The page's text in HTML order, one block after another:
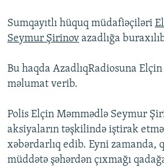
Sumqayıtlı hüquq müdafiəçiləri
Seymur Şirinov azadlığa
Bu haqda AzadlıqRadiosuna
məlumat verib.
Polis Elçin Məmmədlə Seymur
aksiyaların təşkilində iştirak
xəbərdarlıq edib. Eyni zamanda,
müddətə şəhərdən çıxmağı